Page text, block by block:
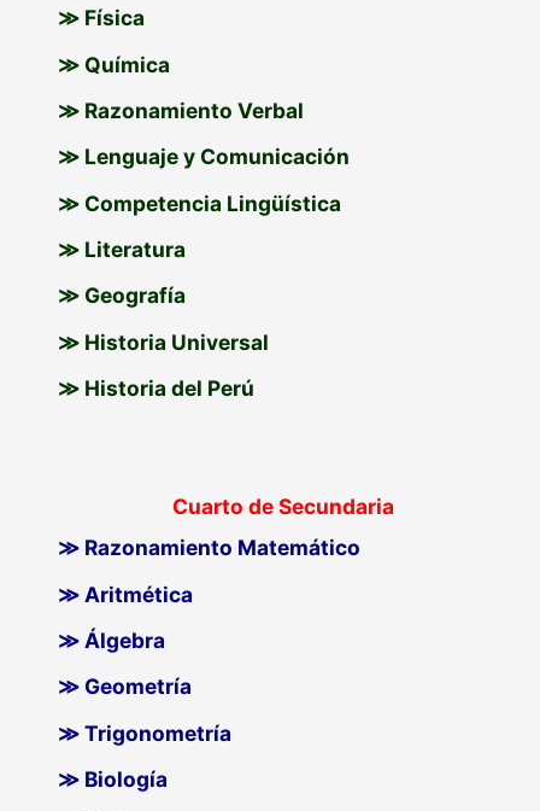
≫ Física
≫ Química
≫ Razonamiento Verbal
≫ Lenguaje y Comunicación
≫ Competencia Lingüística
≫ Literatura
≫ Geografía
≫ Historia Universal
≫ Historia del Perú
Cuarto de Secundaria
≫ Razonamiento Matemático
≫ Aritmética
≫ Álgebra
≫ Geometría
≫ Trigonometría
≫ Biología